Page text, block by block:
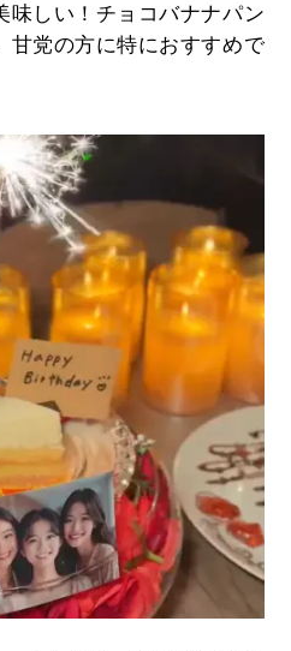
味しい！チョコバナナパン
甘党の方に特におすすめで